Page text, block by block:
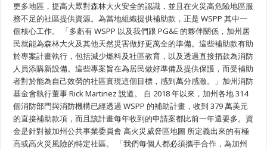
更多地區，提高大眾對森林大火安全的認識，並且在火災高危險地區服
務不足的社區提供資源。為當地組織提供補助款，正是 WSPP 其中一
個核心工作。 「多虧有 WSPP 以及我們跟 PG&E 的夥伴關係，加州居
民就能為森林大火及其他天然災害做好更萬全的準備。這些補助款有助
於專案計畫執行，包括減少燃料及社區教育，以及透過直接捐款為消防
人員添購新設備。這些專案旨在為居民做好準備及提供保護，而受補助
者對於能為自己效勞的社區實現這個目標，感到萬分感激。」加州消防
基金會執行董事 Rick Martinez 說道。 自 2018 年以來，加州各地 314
個消防部門與消防機構已經透過 WSPP 的補助計畫，收到 379 萬美元
的直接補助款項，而且該計畫每年收到的申請案都比前一年還要多。資
金是針對被加州公共事業委員會 高火災威脅區地圖 所定義出來的有極
高或高火災風險的特定社區。 「我們每個人都必須攜手合作，為加州